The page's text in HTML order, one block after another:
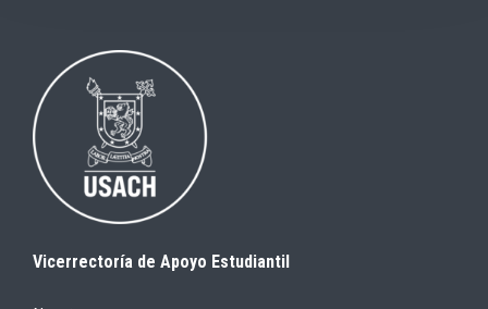
Vicerrectoría de Apoyo Estudiantil